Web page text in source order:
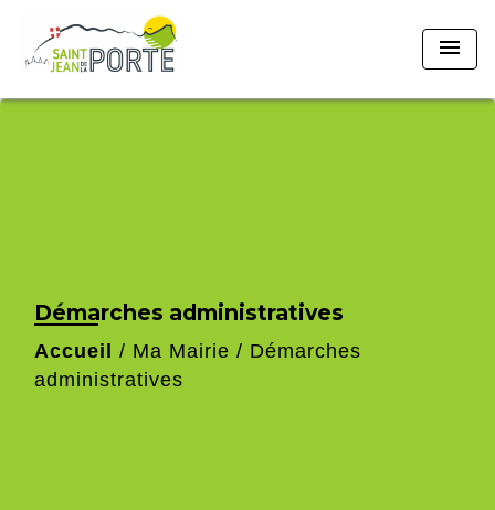
menu
Démarches administratives
Accueil / Ma Mairie / Démarches
administratives